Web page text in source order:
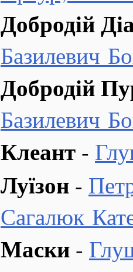
Добродій
Базилевич
Добродій
Базилевич
Клеант -
Луїзон -
Сагалюк
Маски -